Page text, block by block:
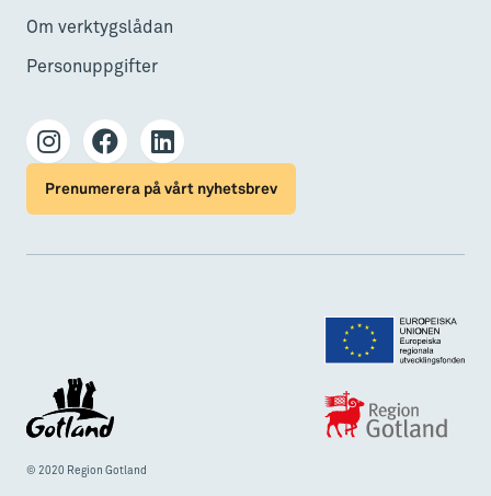
Om verktygslådan
Personuppgifter
Prenumerera på vårt nyhetsbrev
© 2020 Region Gotland